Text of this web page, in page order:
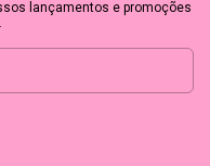
lançamentos e promoções